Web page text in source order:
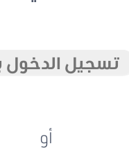
تسجيل الدخول